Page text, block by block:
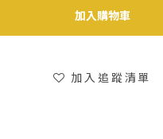
加入購物車
加入追蹤清單